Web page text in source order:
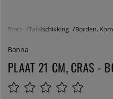
Start Tafelschikking Borden,
Bonna
PLAAT 21 CM, CRAS -